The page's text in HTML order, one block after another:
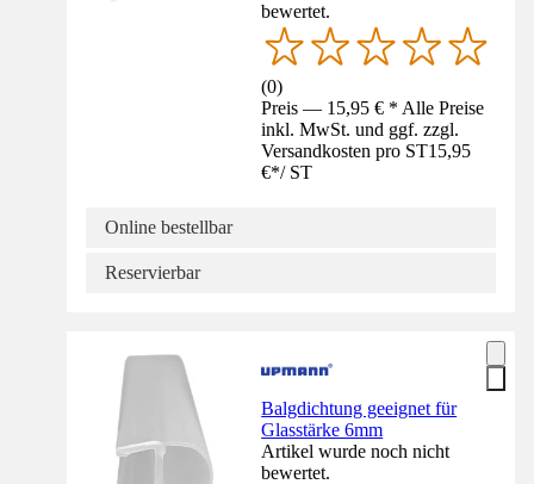
bewertet.
(0)
Preis — 15,95 € * Alle Preise
inkl. MwSt. und ggf. zzgl.
Versandkosten pro ST15,95
€*/ ST
Online bestellbar
Reservierbar
Balgdichtung geeignet für
Glasstärke 6mm
Artikel wurde noch nicht
bewertet.